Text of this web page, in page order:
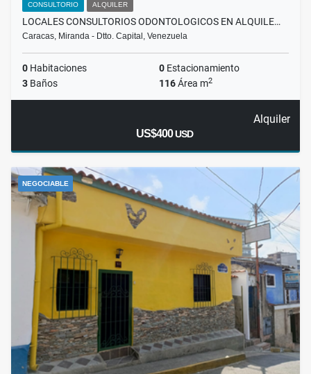
CONSULTORIO ALQUILER
LOCALES CONSULTORIOS ODONTOLOGICOS EN ALQUILE…
Caracas, Miranda - Dtto. Capital, Venezuela
0 Habitaciones 0 Estacionamiento
3 Baños 116Área m2
Alquiler
US$400USD
NEGOCIABLE